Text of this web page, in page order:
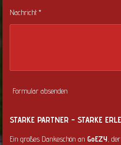
Nachricht *
Formular absenden
STARKE PARTNER – STARKE
Ein großes Dankeschön an GoEZY,